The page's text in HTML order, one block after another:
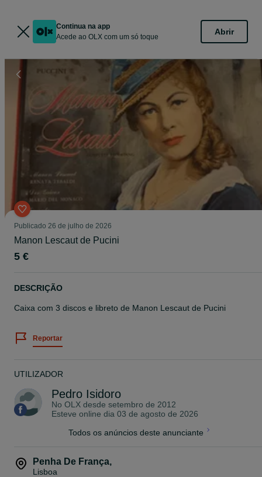
Continua na app
Acede ao OLX com um só toque
Abrir
Publicado 26 de julho de 2026
Manon Lescaut de Pucini
5 €
DESCRIÇÃO
Caixa com 3 discos e libreto de Manon Lescaut de Pucini
Reportar
UTILIZADOR
Pedro Isidoro
No OLX desde setembro de 2012
Esteve online dia 03 de agosto de 2026
Todos os anúncios deste anunciante
Penha De França,
Lisboa